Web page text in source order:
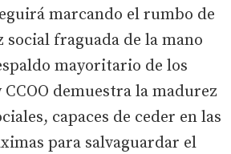
marcando el rumbo de
social fraguada de la mano
mayoritario de los
demuestra la madurez
capaces de ceder en las
para salvaguardar el